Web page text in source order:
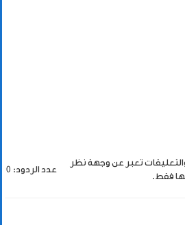
تعبر عن وجهة نظر
فقط.
عدد الردود: 0